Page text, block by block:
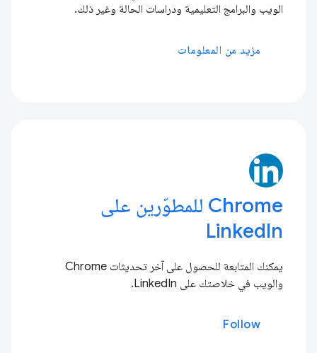
الويب والبرامج التعليمية ودراسات الحالة وغير ذلك.
مزيد من المعلومات
Chrome للمطوّرين على
LinkedIn
يمكنك المتابعة للحصول على آخر تحديثات Chrome
والويب في خلاصتك على LinkedIn.
Follow